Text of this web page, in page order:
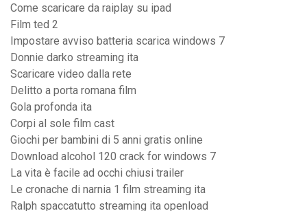
Come scaricare da raiplay su ipad
Film ted 2
Impostare avviso batteria scarica windows 7
Donnie darko streaming ita
Scaricare video dalla rete
Delitto a porta romana film
Gola profonda ita
Corpi al sole film cast
Giochi per bambini di 5 anni gratis online
Download alcohol 120 crack for windows 7
La vita è facile ad occhi chiusi trailer
Le cronache di narnia 1 film streaming ita
Ralph spaccatutto streaming ita openload